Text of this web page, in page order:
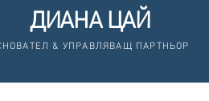
ДИАНА ЦАЙ
& УПРАВЛЯВАЩ ПАРТНЬОР